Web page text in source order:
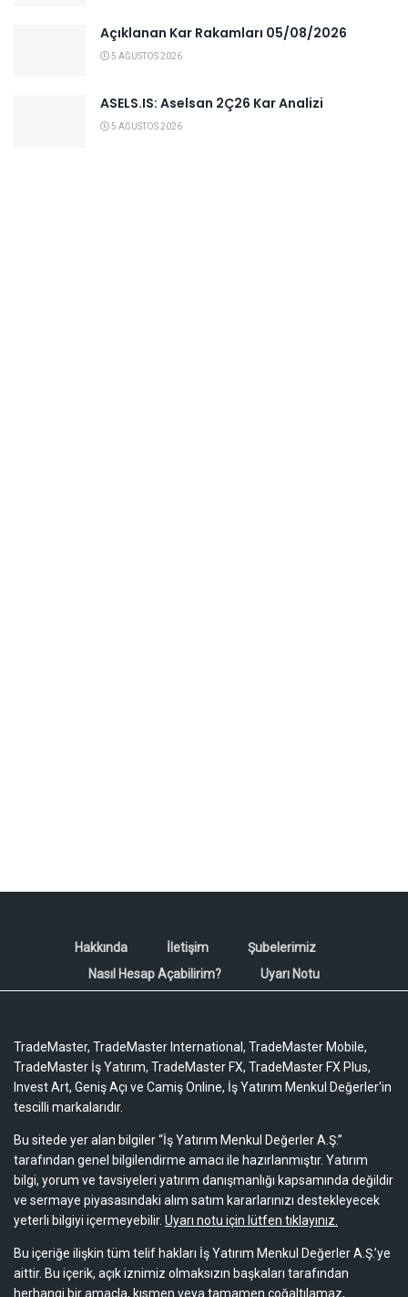
Açıklanan Kar Rakamları 05/08/2026
5 AĞUSTOS 2026
ASELS.IS: Aselsan 2Ç26 Kar Analizi
5 AĞUSTOS 2026
Hakkında İletişim
Şubelerimiz
Nasıl Hesap Açabilirim?
Uyarı Notu
TradeMaster, TradeMaster International, TradeMaster Mobile,
TradeMaster İş Yatırım, TradeMaster FX, TradeMaster FX Plus,
Invest Art, Geniş Açı ve Camiş Online, İş Yatırım Menkul Değerler'in
tescilli markalarıdır.
Bu sitede yer alan bilgiler “İş Yatırım Menkul Değerler A.Ş.”
tarafından genel bilgilendirme amacı ile hazırlanmıştır. Yatırım
bilgi, yorum ve tavsiyeleri yatırım danışmanlığı kapsamında değildir
ve sermaye piyasasındaki alım satım kararlarınızı destekleyecek
yeterli bilgiyi içermeyebilir. Uyarı notu için lütfen tıklayınız.
Bu içeriğe ilişkin tüm telif hakları İş Yatırım Menkul Değerler A.Ş.’ye
aittir. Bu içerik, açık iznimiz olmaksızın başkaları tarafından
herhangi bir amaçla, kısmen veya tamamen çoğaltılamaz,